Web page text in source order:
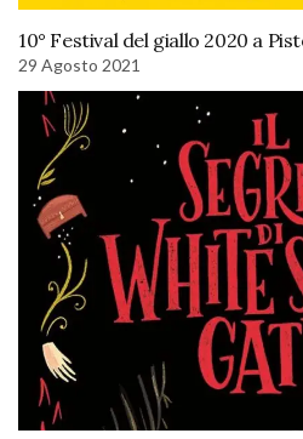
10° Festival del giallo 2020 a
29 Agosto 2021